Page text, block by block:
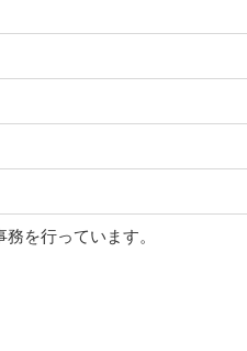
を行っています。